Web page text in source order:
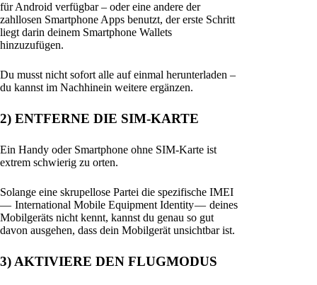
für Android verfügbar – oder eine andere der
zahllosen Smartphone Apps benutzt, der erste Schritt
liegt darin deinem Smartphone Wallets
hinzuzufügen.
Du musst nicht sofort alle auf einmal herunterladen –
du kannst im Nachhinein weitere ergänzen.
2) ENTFERNE DIE SIM-KARTE
Ein Handy oder Smartphone ohne SIM-Karte ist
extrem schwierig zu orten.
Solange eine skrupellose Partei die spezifische IMEI
— International Mobile Equipment Identity — deines
Mobilgeräts nicht kennt, kannst du genau so gut
davon ausgehen, dass dein Mobilgerät unsichtbar ist.
3) AKTIVIERE DEN FLUGMODUS